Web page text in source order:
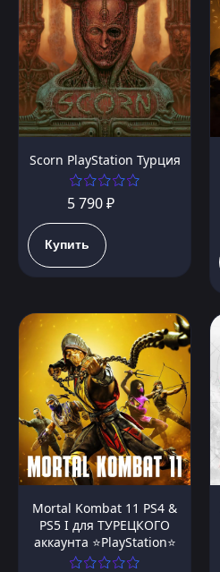
Scorn PlayStation Турция
5 790 ₽
Купить
Mortal Kombat 11 PS4 &
PS5 I для ТУРЕЦКОГО
аккаунта ⭐PlayStation⭐